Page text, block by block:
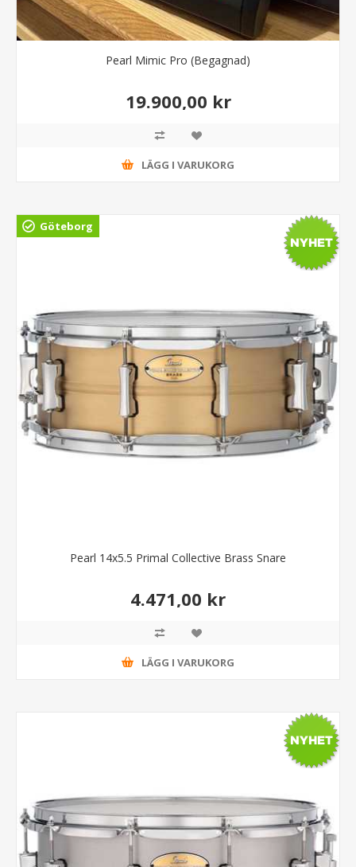
Pearl Mimic Pro (Begagnad)
19.900,00 kr
LÄGG I VARUKORG
Göteborg
Pearl 14x5.5 Primal Collective Brass Snare
4.471,00 kr
LÄGG I VARUKORG